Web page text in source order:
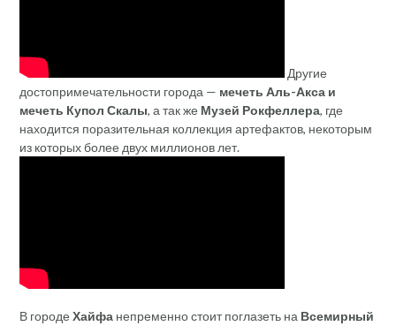
Другие
достопримечательности города — мечеть Аль-Акса и
мечеть Купол Скалы, а так же Музей Рокфеллера, где
находится поразительная коллекция артефактов, некоторым
из которых более двух миллионов лет.
В городе Хайфа непременно стоит поглазеть на Всемирный